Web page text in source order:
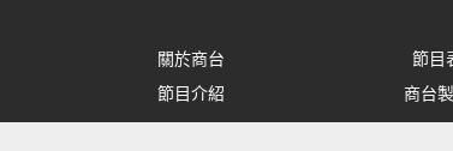
關於商台 節目
節目介紹
商台